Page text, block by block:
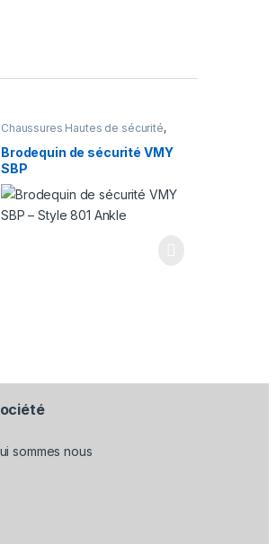
Chaussures Hautes de sécurité,
Brodequin de sécurité VMY
SBP
sommes nous